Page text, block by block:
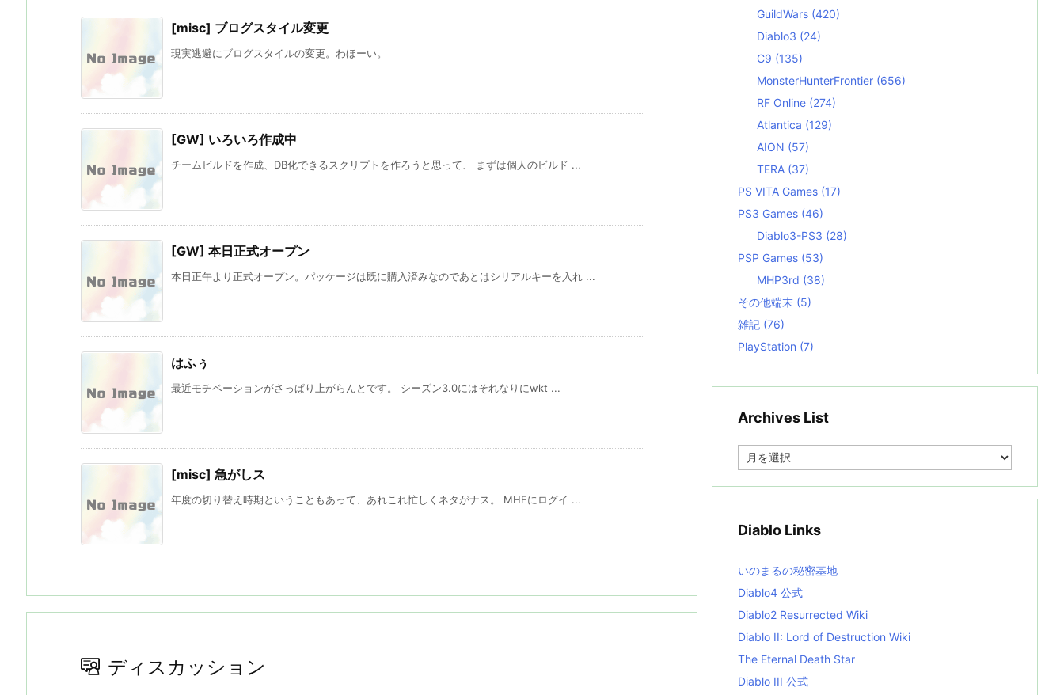
[misc] ブログスタイル変更
現実逃避にブログスタイルの変更。わほーい。
[GW] いろいろ作成中
チームビルドを作成、DB化できるスクリプトを作ろうと思って、 まずは個人のビルド ...
[GW] 本日正式オープン
本日正午より正式オープン。パッケージは既に購入済みなのであとはシリアルキーを入れ ...
はふぅ
最近モチベーションがさっぱり上がらんとです。 シーズン3.0にはそれなりにwkt ...
[misc] 急がしス
年度の切り替え時期ということもあって、あれこれ忙しくネタがナス。 MHFにログイ ...
ディスカッション
GuildWars (420)
Diablo3 (24)
C9 (135)
MonsterHunterFrontier (656)
RF Online (274)
Atlantica (129)
AION (57)
TERA (37)
PS VITA Games (17)
PS3 Games (46)
Diablo3-PS3 (28)
PSP Games (53)
MHP3rd (38)
その他端末 (5)
雑記 (76)
PlayStation (7)
Archives List
e
i
s
t
Diablo Links
いのまるの秘密基地
Diablo4 公式
Diablo2 Resurrected Wiki
Diablo II: Lord of Destruction Wiki
The Eternal Death Star
Diablo III 公式